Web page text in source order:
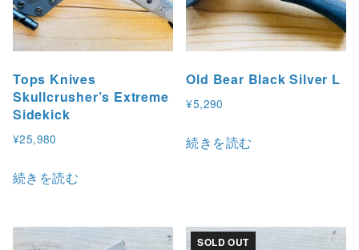
Tops Knives
Skullcrusher’s Extreme
Sidekick
¥25,980
続きを読む
Old Bear Black Silver L
¥5,290
続きを読む
SOLD OUT